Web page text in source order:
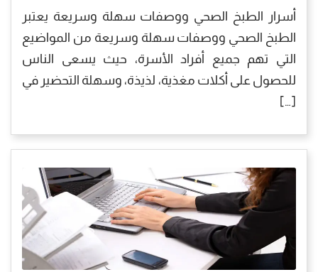
أسرار الطبخ الصحي ووصفات سهلة وسريعة يعتبر
الطبخ الصحي ووصفات سهلة وسريعة من المواضيع
التي تهم جميع أفراد الأسرة، حيث يسعى الناس
للحصول على أكلات مغذية، لذيذة، وسهلة التحضير في
[…]